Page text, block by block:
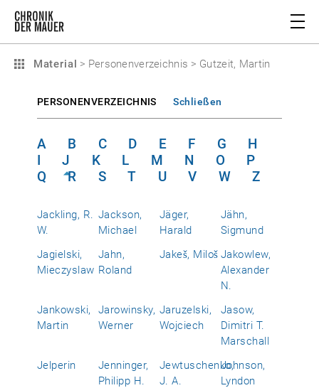
Material > Personenverzeichnis > Gutzeit, Martin
PERSONENVERZEICHNIS Schließen
A B C D E F G
H
I
J K L M N O
P
Q
R S T U V W Z
Jackling, R.
W.
Jackson,
Michael
Jäger,
Harald
Jähn,
Sigmund
Jagielski,
Mieczyslaw
Jahn,
Roland
Jakeš, Miloš Jakowlew,
Alexander
N.
Jankowski,
Martin
Jarowinsky,
Werner
Jaruzelski,
Wojciech
Jasow,
Dimitri T.
Marschall
Jelperin
Jenninger,
Philipp H.
Jewtuschenko,
J. A.
Johnson,
Lyndon